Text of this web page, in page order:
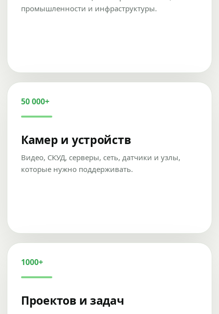
промышленности и инфраструктуры.
50 000+
Камер и устройств
Видео, СКУД, серверы, сеть, датчики и узлы,
которые нужно поддерживать.
1000+
Проектов и задач